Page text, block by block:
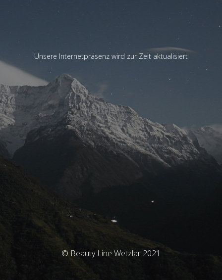
Unsere Internetpräsenz wird zur Zeit aktualisiert
© Beauty Line Wetzlar 2021